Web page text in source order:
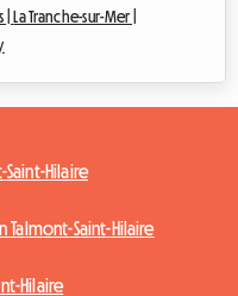
|La Tranche-sur-Mer |
Hilaire
Saint-Hilaire
Hilaire